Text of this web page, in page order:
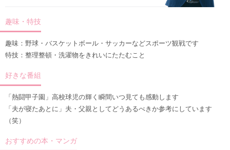
趣味・特技
趣味：野球・バスケットボール・サッカーなどスポーツ観戦です
特技：整理整頓・洗濯物をきれいにたたむこと
好きな番組
「熱闘甲子園」高校球児の輝く瞬間いつ見ても感動します
「夫が寝たあとに」夫・父親としてどうあるべきか参考にしています
（笑）
おすすめの本・マンガ